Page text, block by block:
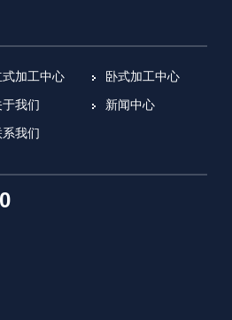
式加工中心 卧式加工中心
于我们 新闻中心
系我们